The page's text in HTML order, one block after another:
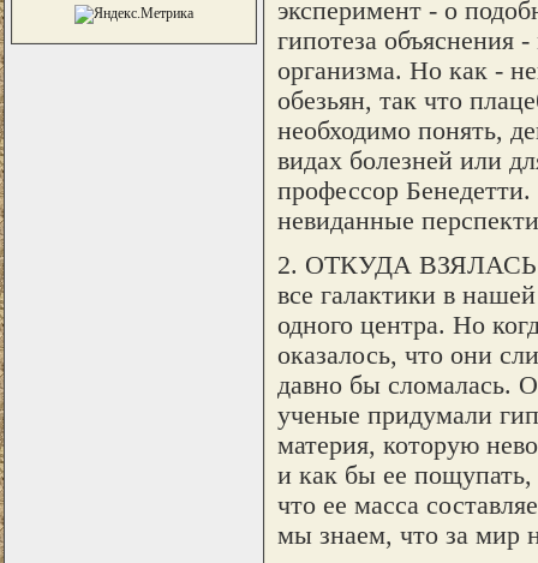
эксперимент - о
гипотеза объяснения
организма. Но как -
обезьян, так что
необходимо понять,
видах болезней или
профессор
невиданные
2. ОТКУДА ВЗЯЛАСЬ
все галактики в
одного центра. Но
оказалось, что они
давно бы сломалась.
ученые придумали
материя, которую
и как бы ее
что ее масса
мы знаем, что за мир